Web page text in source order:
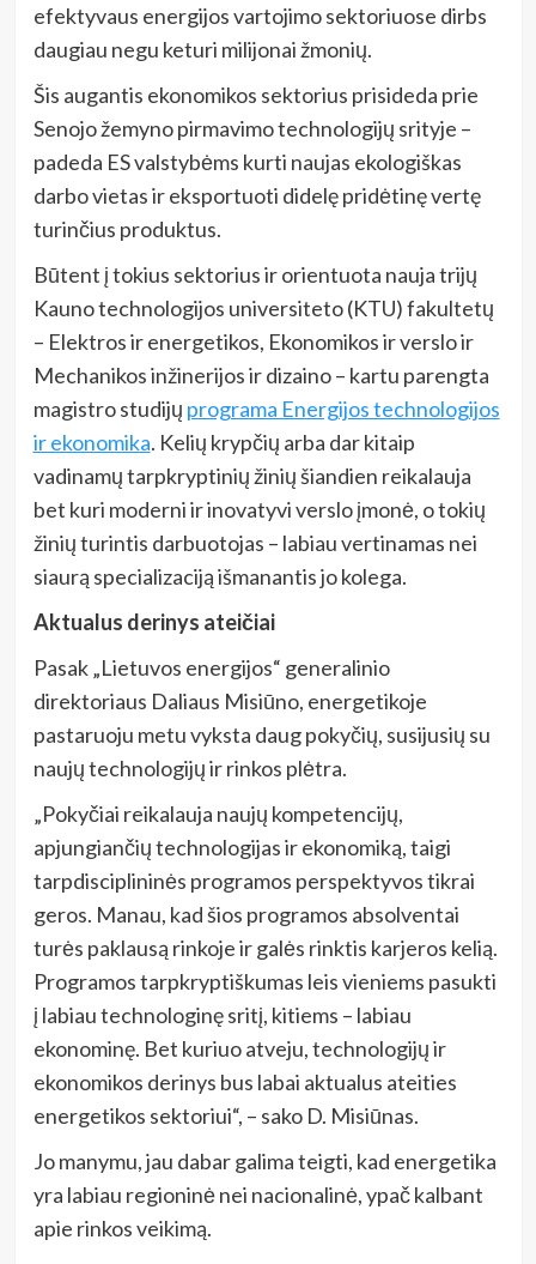
efektyvaus energijos vartojimo sektoriuose dirbs
daugiau negu keturi milijonai žmonių.
Šis augantis ekonomikos sektorius prisideda prie
Senojo žemyno pirmavimo technologijų srityje –
padeda ES valstybėms kurti naujas ekologiškas
darbo vietas ir eksportuoti didelę pridėtinę vertę
turinčius produktus.
Būtent į tokius sektorius ir orientuota nauja trijų
Kauno technologijos universiteto (KTU) fakultetų
– Elektros ir energetikos, Ekonomikos ir verslo ir
Mechanikos inžinerijos ir dizaino – kartu parengta
magistro studijų programa Energijos technologijos
ir ekonomika. Kelių krypčių arba dar kitaip
vadinamų tarpkryptinių žinių šiandien reikalauja
bet kuri moderni ir inovatyvi verslo įmonė, o tokių
žinių turintis darbuotojas – labiau vertinamas nei
siaurą specializaciją išmanantis jo kolega.
Aktualus derinys ateičiai
Pasak „Lietuvos energijos“ generalinio
direktoriaus Daliaus Misiūno, energetikoje
pastaruoju metu vyksta daug pokyčių, susijusių su
naujų technologijų ir rinkos plėtra.
„Pokyčiai reikalauja naujų kompetencijų,
apjungiančių technologijas ir ekonomiką, taigi
tarpdisciplininės programos perspektyvos tikrai
geros. Manau, kad šios programos absolventai
turės paklausą rinkoje ir galės rinktis karjeros kelią.
Programos tarpkryptiškumas leis vieniems pasukti
į labiau technologinę sritį, kitiems – labiau
ekonominę. Bet kuriuo atveju, technologijų ir
ekonomikos derinys bus labai aktualus ateities
energetikos sektoriui“, – sako D. Misiūnas.
Jo manymu, jau dabar galima teigti, kad energetika
yra labiau regioninė nei nacionalinė, ypač kalbant
apie rinkos veikimą.